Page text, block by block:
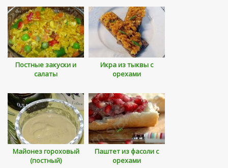
Постные закуски и
салаты
Икра из тыквы с
орехами
Майонез гороховый
(постный)
Паштет из фасоли с
орехами